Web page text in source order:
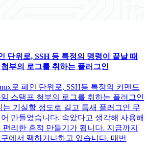
단위로, SSH 등 특정의 명령이 끝날 때
부의 로그를 취하는 플러그인
로 페인 단위로, SSH등 특정의 커멘드
스탬프 첨부의 로그를 취하는 플러그인
는 기실할 정도로 길고 틈새 플러그인 무
만들었습니다. 속았다고 생각해 사용해
편리한 흔적 만들기가 됩니다. 지금까지
에서 팩하거나하고 있습니다. 매번